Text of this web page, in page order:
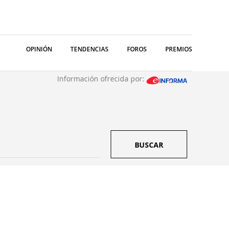
OPINIÓN TENDENCIAS FOROS PREMIOS
Información ofrecida por:
BUSCAR